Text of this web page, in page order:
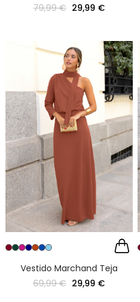
79,99 € 29,99 €
Vestido Marchand Teja
69,99 € 29,99 €